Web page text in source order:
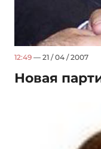
12:49 — 21 / 04 / 2007
Новая